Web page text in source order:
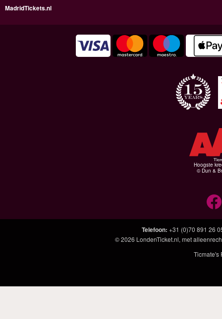
MadridTickets.nl
Hoogste
© Dun &
Telefoon: +31 (0)70 891 26
© 2026 LondenTicket.nl, met
Ticmate's